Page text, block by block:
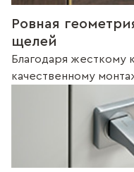
Ровная
щелей
Благодаря жесткому
качественному